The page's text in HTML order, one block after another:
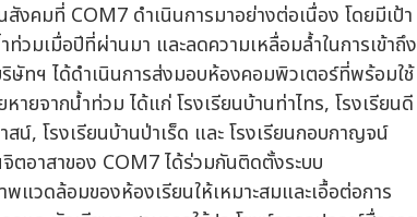
คมที่ COM7 ดำเนินการมาอย่างต่อเนื่อง โดยมีเป้า
วมเมื่อปีที่ผ่านมา และลดความเหลื่อมล้ำในการเข้าถึง
ษัทฯ ได้ดำเนินการส่งมอบห้องคอมพิวเตอร์ที่พร้อมใช้
ายจากน้ำท่วม ได้แก่ โรงเรียนบ้านท่าไทร, โรงเรียนดี
น์, โรงเรียนบ้านป่าเร็ด และ โรงเรียนกอบกาญจน์
ตอาสาของ COM7 ได้ร่วมกันติดตั้งระบบ
แวดล้อมของห้องเรียนให้เหมาะสมและเอื้อต่อการ